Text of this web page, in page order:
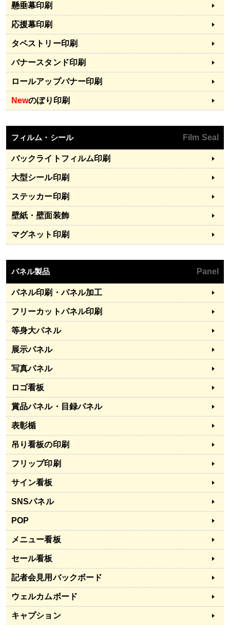
懸垂幕印刷
応援幕印刷
タペストリー印刷
バナースタンド印刷
ロールアップバナー印刷
Newのぼり印刷
フィルム・シール Film Seal
バックライトフィルム印刷
大型シール印刷
ステッカー印刷
壁紙・壁面装飾
マグネット印刷
パネル製品 Panel
パネル印刷・パネル加工
フリーカットパネル印刷
等身大パネル
展示パネル
写真パネル
ロゴ看板
賞品パネル・目録パネル
表彰楯
吊り看板の印刷
フリップ印刷
サイン看板
SNSパネル
POP
メニュー看板
セール看板
記者会見用バックボード
ウェルカムボード
キャプション